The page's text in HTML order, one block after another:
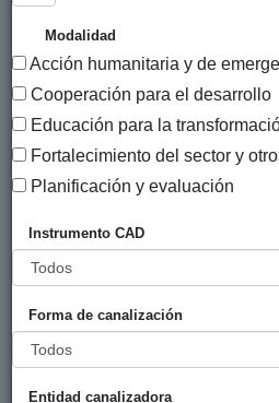
Modalidad
Acción humanitaria y de
Cooperación para el desarrollo
Educación para la
Fortalecimiento del sector y
Planificación y evaluación
Instrumento CAD
Forma de canalización
Entidad canalizadora
7327
Título
Entidad
Promoción
social,
económica,
educativa de la
mujer
campesina del
Distrito de
Vasco
y